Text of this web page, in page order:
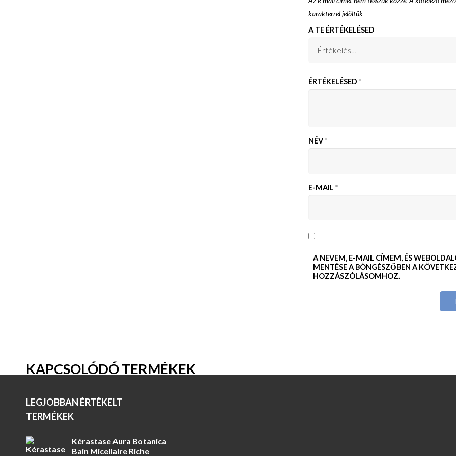
karakterrel jelöltük
A TE ÉRTÉKELÉSED
ÉRTÉKELÉSED*
NÉV*
E-MAIL*
A NEVEM, E-MAIL CÍMEM, ÉS
MENTÉSE A BÖNGÉSZŐBEN A
HOZZÁSZÓLÁSOMHOZ.
KAPCSOLÓDÓ TERMÉKEK
LEGJOBBAN ÉRTÉKELT
TERMÉKEK
Kérastase Aura Botanica
Bain Micellaire Riche